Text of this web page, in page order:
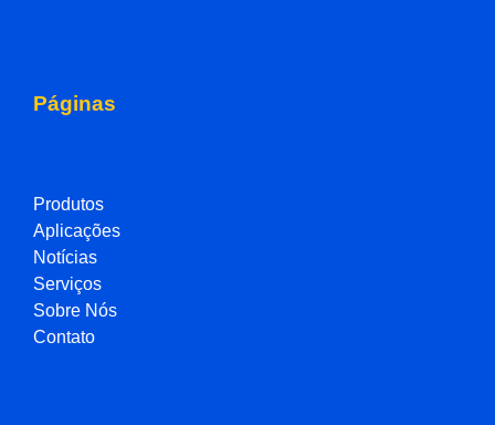
Páginas
Produtos
Aplicações
Notícias
Serviços
Sobre Nós
Contato